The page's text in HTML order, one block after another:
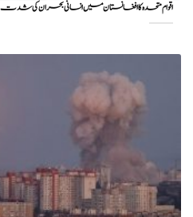
اقوام متحدہ کا افغانستان میں انسانی بحران کی